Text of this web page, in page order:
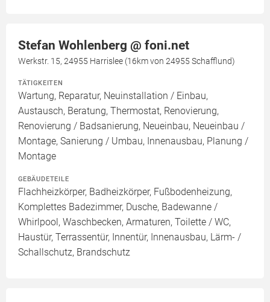
Stefan Wohlenberg @ foni.net
Werkstr. 15, 24955 Harrislee (16km von 24955 Schafflund)
TÄTIGKEITEN
Wartung, Reparatur, Neuinstallation / Einbau,
Austausch, Beratung, Thermostat, Renovierung,
Renovierung / Badsanierung, Neueinbau, Neueinbau /
Montage, Sanierung / Umbau, Innenausbau, Planung /
Montage
GEBÄUDETEILE
Flachheizkörper, Badheizkörper, Fußbodenheizung,
Komplettes Badezimmer, Dusche, Badewanne /
Whirlpool, Waschbecken, Armaturen, Toilette / WC,
Haustür, Terrassentür, Innentür, Innenausbau, Lärm- /
Schallschutz, Brandschutz